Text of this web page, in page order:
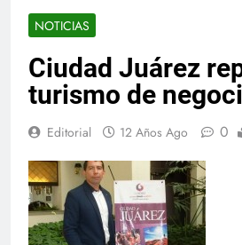
NOTICIAS
Ciudad Juárez
turismo de
Editorial 12 Años Ago 0